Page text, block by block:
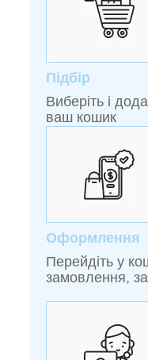
Підбір
Виберіть і
ваш кошик
Оформлення
Перейдіть у
замовлення,